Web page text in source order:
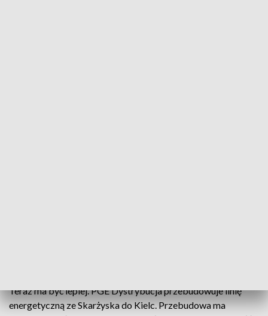
Teraz ma być lepiej. PGE Dystrybucja przebudowuje linię
energetyczną ze Skarżyska do Kielc. Przebudowa ma